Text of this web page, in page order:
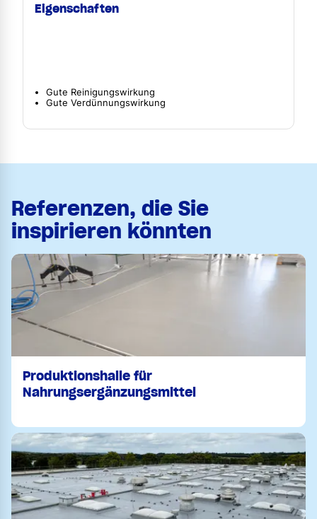
Eigenschaften
Gute Reinigungswirkung
Gute Verdünnungswirkung
Referenzen, die Sie
inspirieren könnten
Produktionshalle für
Nahrungsergänzungsmittel